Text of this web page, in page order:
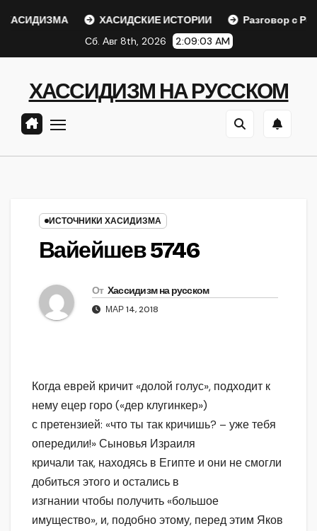
ХАСИДСКИЕ ИСТОРИИ
Разговор с Ребе
Сб. Авг 8th, 2026
2:09:04 AM
ХАССИДИЗМ НА РУССКОМ
ИСТОЧНИКИ ХАСИДИЗМА
Вайейшев 5746
От Хассидизм на русском
МАР 14, 2018
Когда еврей кричит «долой голус», подходит к
нему ецер горо («дер клугинкер»)
с претензией: «что ты так кричишь? – уже тебя
опередили!» Сыновья Израиля
кричали так, находясь в Египте и они не смогли
добиться этого и остались в
изгнании чтобы получить «большое
имущество», и, подобно этому, перед этим Яков